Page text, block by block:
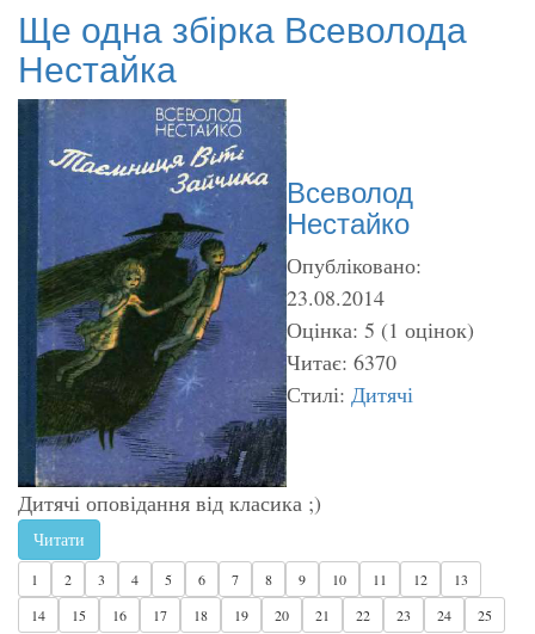
Ще одна збірка Всеволода
Нестайка
Всеволод
Нестайко
Опубліковано:
23.08.2014
Оцінка: 5 (1 оцінок)
Читає: 6370
Стилі: Дитячі
Дитячі оповідання від класика ;)
Читати
1 2 3 4 5 6 7 8 9 10 11 12
13
14
15 16 17 18 19 20 21 22 23 24
25